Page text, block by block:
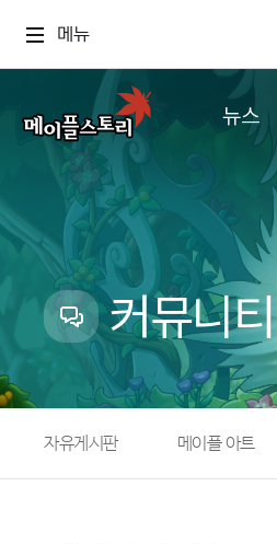
메뉴
뉴스
업데이트
이벤트
캐시샵 공지
메이플 알림판
with maple
커뮤니티
자유게시판 메이플 아트